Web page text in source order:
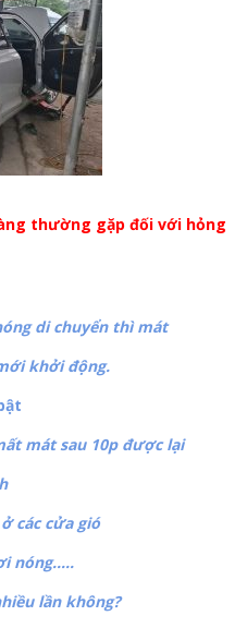
thường gặp đối với hỏng
di chuyển thì mát
khởi động.
mát sau 10p được lại
các cửa gió
nóng…..
lần không?